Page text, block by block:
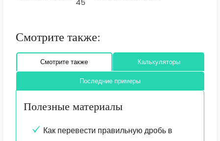
45
Смотрите также:
Смотрите также Калькуляторы
Последние примеры
Полезные материалы
Как перевести правильную дробь в